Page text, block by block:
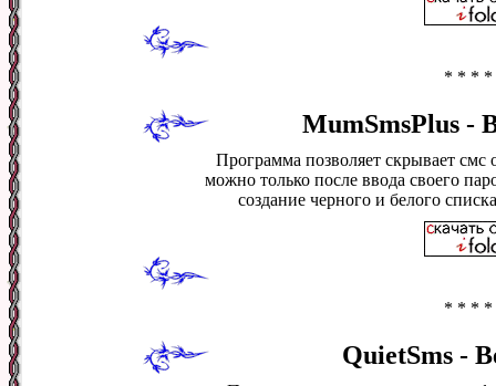
* * * *
MumSmsPlus -
Программа позволяет скрывает смс
можно только после ввода своего
создание черного и белого
* * * *
QuietSms -